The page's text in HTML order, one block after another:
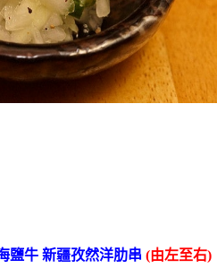
鹽牛 新疆孜然洋肋串 (由左至右)